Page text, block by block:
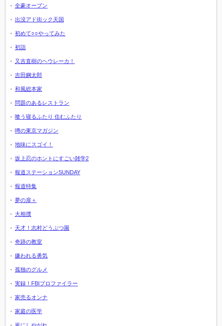
全豪オープン
出没アド街ック天国
初めて○○やってみた
初詣
又吉直樹のヘウレーカ！
吉田鋼太郎
和風総本家
問題のあるレストラン
喰う寝るふたり 住むふたり
噂の東京マガジン
地味にスゴイ！
坂上忍のホントにすごい雑学2
報道ステーションSUNDAY
報道特集
夢の扉＋
大相撲
天才！志村どうぶつ園
奇跡の教室
嫌われる勇気
孤独のグルメ
実録！FBIプロファイラー
家売るオンナ
家庭の医学